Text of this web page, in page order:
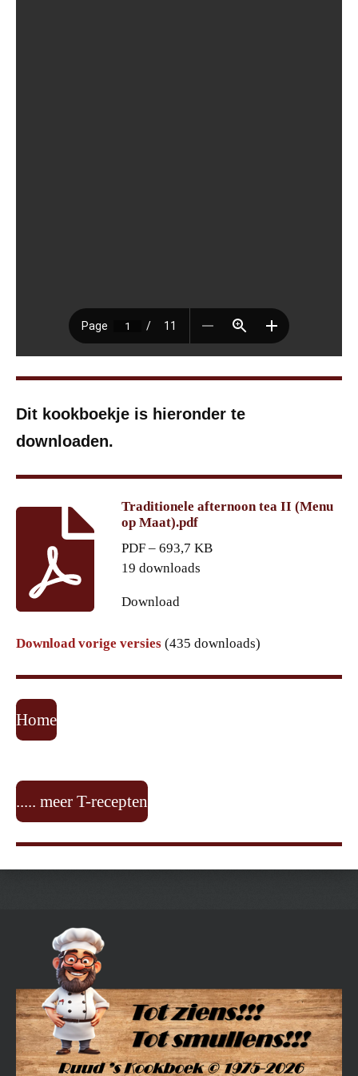
Dit kookboekje is hieronder te
downloaden.
Traditionele afternoon tea II (Menu
op Maat).pdf
PDF – 693,7 KB
19 downloads
Download
Download vorige versies (435 downloads)
Home
..... meer T-recepten